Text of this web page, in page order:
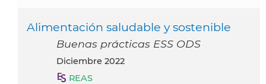
Alimentación saludable y sostenible
Buenas prácticas ESS ODS
diciembre 2022
REAS